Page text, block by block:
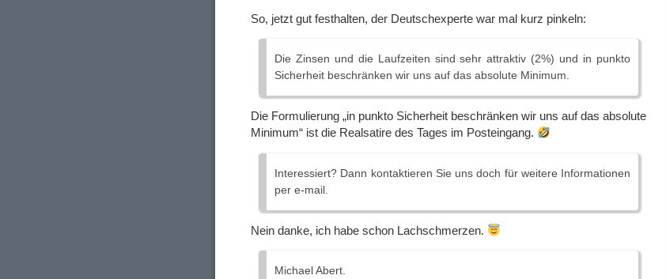
So, jetzt gut festhalten, der Deutschexperte war mal kurz pinkeln:
Die Zinsen und die Laufzeiten sind sehr attraktiv (2%) und in punkto
Sicherheit beschränken wir uns auf das absolute Minimum.
Die Formulierung „in punkto Sicherheit beschränken wir uns auf das absolute
Minimum“ ist die Realsatire des Tages im Posteingang.
Interessiert? Dann kontaktieren Sie uns doch für weitere Informationen
per e-mail.
Nein danke, ich habe schon Lachschmerzen.
Michael Abert.